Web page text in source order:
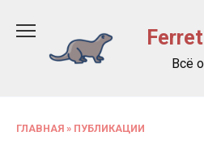
содержанию
Всё
ГЛАВНАЯ » ПУБЛИКАЦИИ